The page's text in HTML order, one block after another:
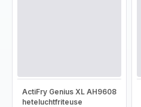
ActiFry Genius XL AH9608
heteluchtfriteuse